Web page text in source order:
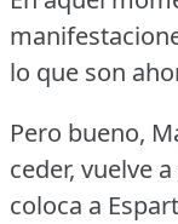
lo que son
Pero bueno,
ceder, vuelve
coloca a